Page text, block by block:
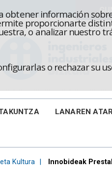
obtener información
proporcionarte
o analizar nuestro
o rechazar su
LANAREN
Kultura
Innobideak